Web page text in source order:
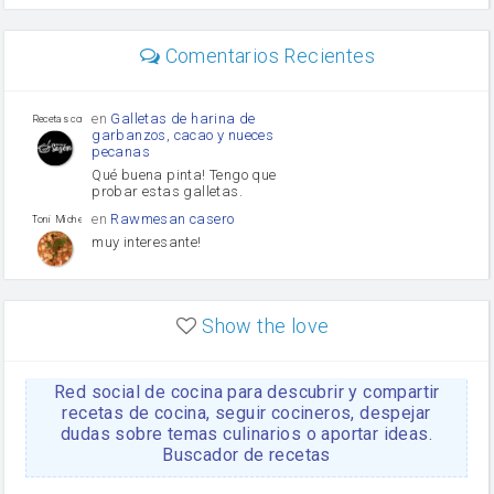
Comentarios Recientes
Recetas con sazon
en Galletas de harina de
garbanzos, cacao y nueces
pecanas
Qué buena pinta! Tengo que
probar estas galletas.
Toni Michel Caubet
en Rawmesan casero
muy interesante!
enLasaña casera fácil y
HOJALDROSA TV
enGachas de la abuela
Rosa
https://youtu.be/Mz69gcVO3sI
Rosa enReceta Del Bizcocho
Show the love
Red social de cocina para descubrir y compartir
recetas de cocina, seguir cocineros, despejar
dudas sobre temas culinarios o aportar ideas.
Buscador de recetas